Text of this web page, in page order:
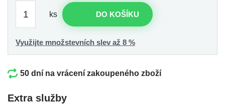
ks DO KOŠÍKU
Využijte množstevních slev až 8 %
50 dní na vrácení zakoupeného zboží
Extra služby